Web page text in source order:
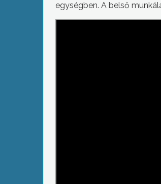
egységben. A belső